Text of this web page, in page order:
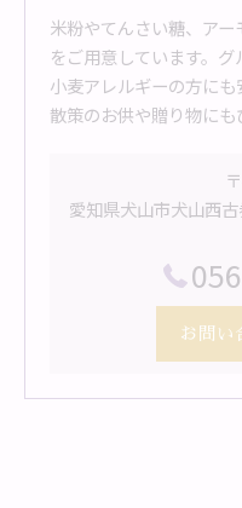
米粉やてんさい糖、ア
をご用意しています。グ
小麦アレルギーの方にも
散策のお供や贈り物にも
愛知県犬山市犬山西
お問い